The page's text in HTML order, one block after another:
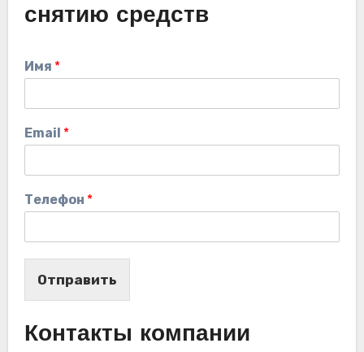
снятию средств
Имя *
Email *
Телефон *
Отправить
Контакты компании